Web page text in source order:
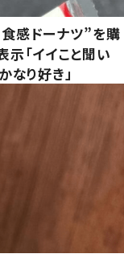
感ドーナツ”を購
「イイこと聞い
なり好き」